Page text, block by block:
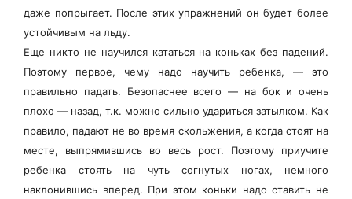
даже попрыгает. После этих упражнений он будет более
устойчивым на льду.
Еще никто не научился кататься на коньках без падений.
Поэтому первое, чему надо научить ребенка, — это
правильно падать. Безопаснее всего — на бок и очень
плохо — назад, т.к. можно сильно удариться затылком. Как
правило, падают не во время скольжения, а когда стоят на
месте, выпрямившись во весь рост. Поэтому приучите
ребенка стоять на чуть согнутых ногах, немного
наклонившись вперед. При этом коньки надо ставить не